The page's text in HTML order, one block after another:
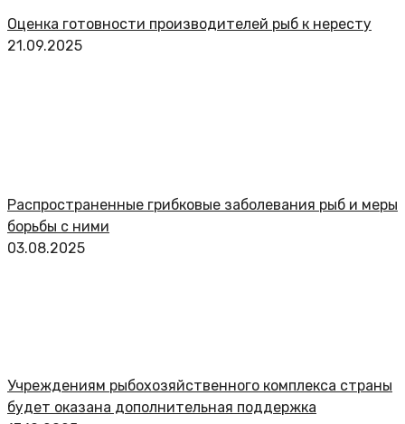
Оценка готовности производителей рыб к нересту
21.09.2025
Распространенные грибковые заболевания рыб и меры
борьбы с ними
03.08.2025
Учреждениям рыбохозяйственного комплекса страны
будет оказана дополнительная поддержка